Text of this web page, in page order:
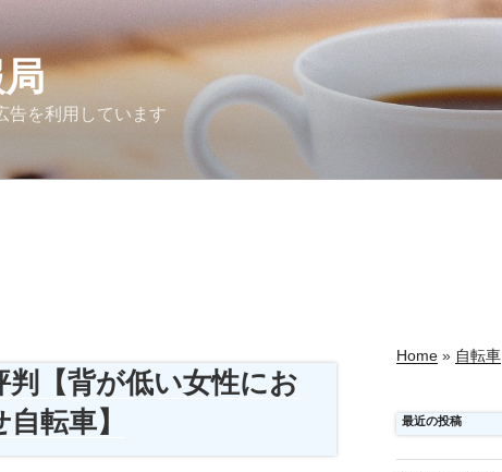
告を利用しています
【背が低い女性にお
転車】
Home » 自転車
最近の投稿